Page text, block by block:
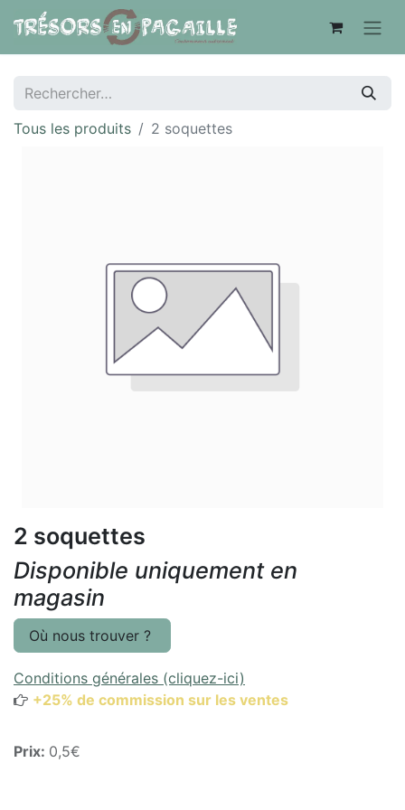
Tous les produits 2 soquettes
2 soquettes
Disponible uniquement en
magasin
Où nous trouver ?
Conditions générales (cliquez-ici)
+25% de commission sur les ventes
Prix: 0,5€